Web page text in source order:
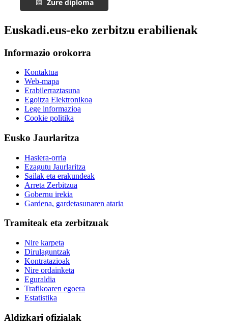
Euskadi.eus-eko zerbitzu erabilienak
Informazio orokorra
Kontaktua
Web-mapa
Erabilerraztasuna
Egoitza Elektronikoa
Lege informazioa
Cookie politika
Eusko Jaurlaritza
Hasiera-orria
Ezagutu Jaurlaritza
Sailak eta erakundeak
Arreta Zerbitzua
Gobernu irekia
Gardena, gardetasunaren ataria
Tramiteak eta zerbitzuak
Nire karpeta
Dirulaguntzak
Kontratazioak
Nire ordainketa
Eguraldia
Trafikoaren egoera
Estatistika
Aldizkari ofizialak